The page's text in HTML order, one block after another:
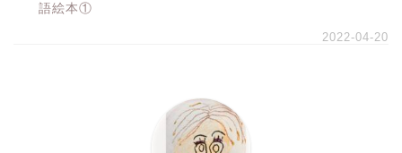
語絵本①
2022-04-20